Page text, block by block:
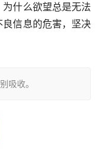
为什么欲望总是无法
信息的危害，坚决
吸收。